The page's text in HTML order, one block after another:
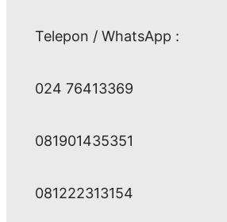
Telepon / WhatsApp :
024 76413369
081901435351
081222313154